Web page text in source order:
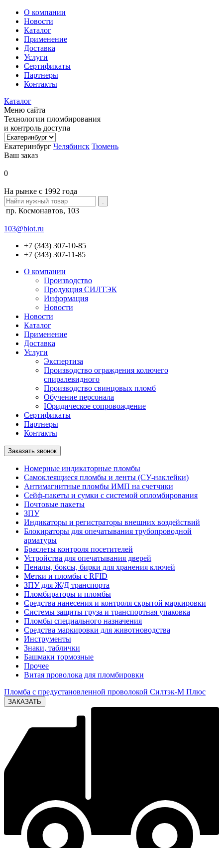
О компании
Новости
Каталог
Применение
Доставка
Услуги
Сертификаты
Партнеры
Контакты
Каталог
Меню сайта
Технологии пломбирования
и контроль доступа
Екатеринбург Челябинск Тюмень
Ваш заказ
0
На рынке с 1992 года
пр. Космонавтов, 103
103@biot.ru
+7 (343) 307-10-85
+7 (343) 307-11-85
О компании
Производство
Продукция СИЛТЭК
Информация
Новости
Новости
Каталог
Применение
Доставка
Услуги
Экспертиза
Производство ограждения колючего
спиралевидного
Производство свинцовых пломб
Обучение персонала
Юридическое сопровождение
Сертификаты
Партнеры
Контакты
Номерные индикаторные пломбы
Самоклеящиеся пломбы и ленты (СУ-наклейки)
Антимагнитные пломбы ИМП на счетчики
Сейф-пакеты и сумки с системой опломбирования
Почтовые пакеты
ЗПУ
Индикаторы и регистраторы внешних воздействий
Блокираторы для опечатывания трубопроводной
арматуры
Браслеты контроля посетителей
Устройства для опечатывания дверей
Пеналы, боксы, бирки для хранения ключей
Метки и пломбы с RFID
ЗПУ для Ж/Д транспорта
Пломбираторы и пломбы
Средства нанесения и контроля скрытой маркировки
Системы защиты груза и транспортная упаковка
Пломбы специального назначения
Средства маркировки для животноводства
Инструменты
Знаки, таблички
Башмаки тормозные
Прочее
Витая проволока для пломбировки
Пломба с предустановленной проволокой Силтэк-М Плюс